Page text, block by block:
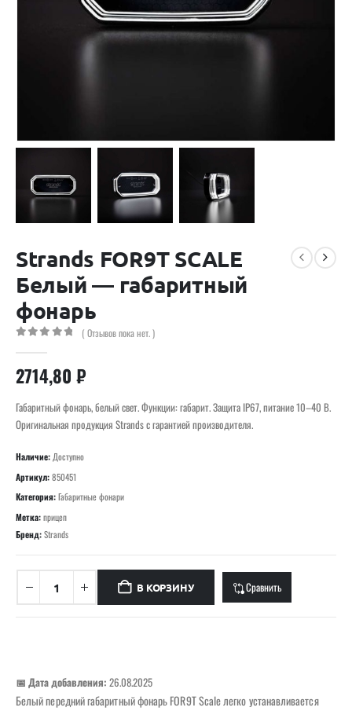
Strands FOR9T SCALE
Белый — габаритный
фонарь
( Отзывов пока нет. )
2714,80 ₽
Габаритный фонарь, белый свет. Функции: габарит. Защита IP67, питание 10–40 В.
Оригинальная продукция Strands с гарантией производителя.
Наличие: Доступно
Артикул:850451
Категория:Габаритные фонари
Метка:прицеп
Бренд:Strands
В КОРЗИНУ Сравнить
📅 Дата добавления: 26.08.2025
Белый передний габаритный фонарь FOR9T Scale легко устанавливается